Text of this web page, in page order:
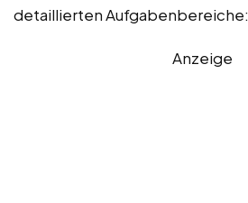
detaillierten Aufgabenbereiche:
Anzeige